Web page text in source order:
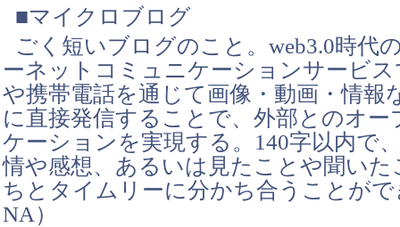
■マイクロブログ
ごく短いブログのこと。web3.0時代
ーネットコミュニケーションサービ
や携帯電話を通じて画像・動画・情報
に直接発信することで、外部とのオ
ケーションを実現する。140字以内で
情や感想、あるいは見たことや聞いた
ちとタイムリーに分かち合うことが
NA）